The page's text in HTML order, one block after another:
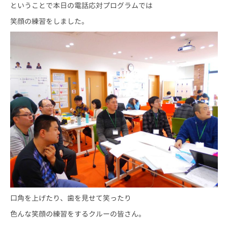
ということで本日の電話応対プログラムでは
笑顔の練習をしました。
口角を上げたり、歯を見せて笑ったり
色んな笑顔の練習をするクルーの皆さん。